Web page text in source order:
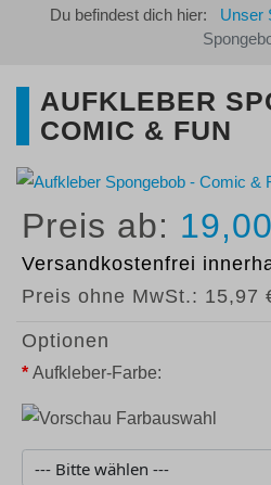
Du befindest dich hier: Unser
AUFKLEBER
COMIC & FUN
Versandkostenfrei
Preis ohne MwSt.: 15,97
Optionen
* Aufkleber-Farbe: